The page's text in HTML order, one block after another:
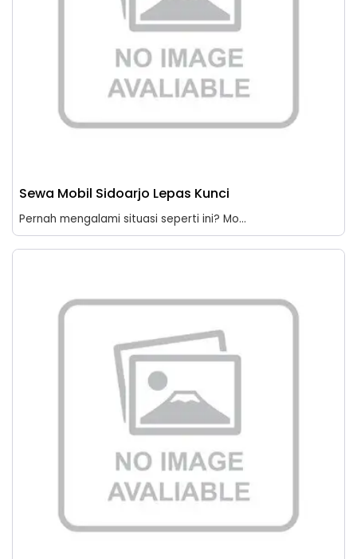
Sewa Mobil Sidoarjo Lepas Kunci
Pernah mengalami situasi seperti ini? Mo...